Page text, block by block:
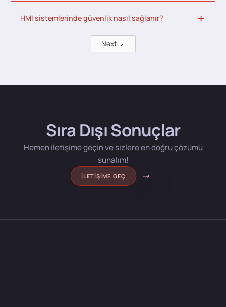
HMI sistemlerinde güvenlik nasıl sağlanır?
Next
Sıra Dışı Sonuçlar
Hemen iletişime geçin ve sizlere en doğru çözümü
sunalım!
İLETIŞIME GEÇ